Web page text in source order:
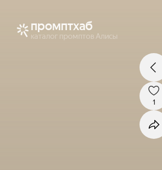
промптхаб
каталог промптов Алисы
1